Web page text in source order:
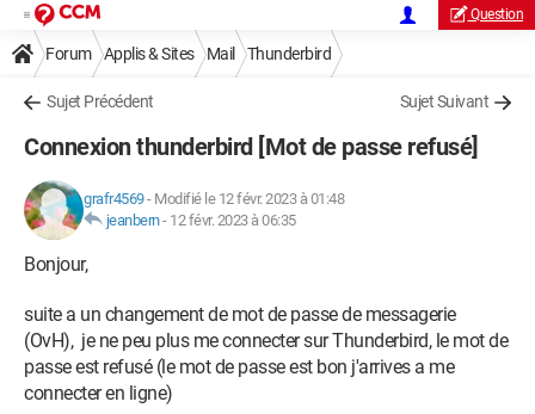
Question
Forum Applis & Sites Mail Thunderbird
Sujet Précédent Sujet Suivant
Connexion thunderbird [Mot de passe refusé]
grafr4569- Modifié le 12 févr. 2023 à 01:48
jeanbern- 12 févr. 2023 à 06:35
Bonjour,
suite a un changement de mot de passe de messagerie
(OvH), je ne peu plus me connecter sur Thunderbird, le mot de
passe est refusé (le mot de passe est bon j'arrives a me
connecter en ligne)